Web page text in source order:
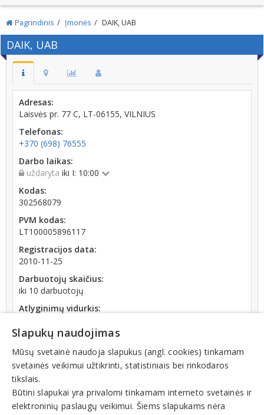
Pagrindinis Įmonės DAIK, UAB
DAIK, UAB
Adresas:
Laisvės pr. 77 C, LT-06155, VILNIUS
Telefonas:
+370 (698) 76555
Darbo laikas:
uždaryta iki I: 10:00
Kodas:
302568079
PVM kodas:
LT100005896117
Registracijos data:
2010-11-25
Darbuotojų skaičius:
iki 10 darbuotojų
Atlyginimų vidurkis:
SoDra įmokų suma:
1 086,23 € (2026 m. 06 mėn.)
Apyvarta:
207 081 €, pelnas po mokesčių -0,8 % (2024 m.)
Slapukų naudojimas
Mūsų svetainė naudoja slapukus (angl. cookies) tinkamam
svetainės veikimui užtikrinti, statistiniais bei rinkodaros
tikslais.
Būtini slapukai yra privalomi tinkamam interneto svetainės ir
elektroninių paslaugų veikimui. Šiems slapukams nėra